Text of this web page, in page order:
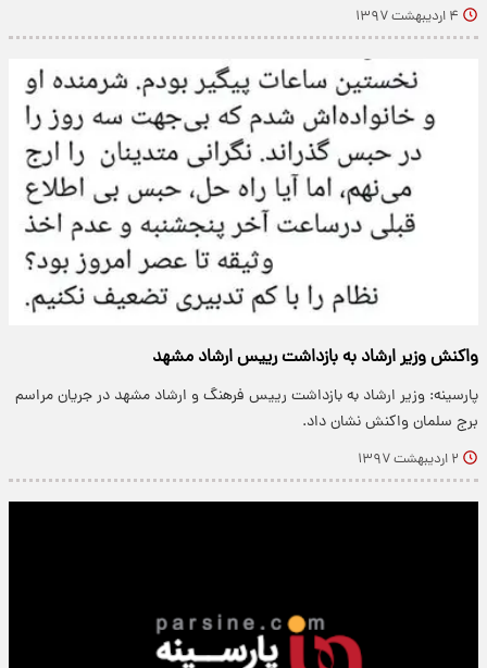
۴ اردیبهشت ۱۳۹۷
واکنش وزیر ارشاد به بازداشت رییس ارشاد مشهد
پارسینه: وزیر ارشاد به بازداشت رییس فرهنگ و ارشاد مشهد در جریان مراسم
برج سلمان واکنش نشان داد.
۲ اردیبهشت ۱۳۹۷